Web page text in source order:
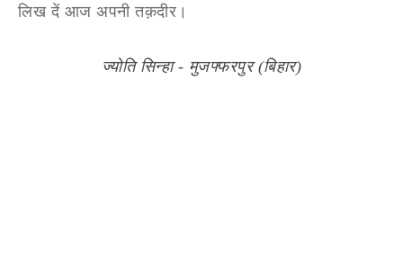
लिख दें आज अपनी तक़दीर।
ज्योति सिन्हा - मुजफ्फरपुर (बिहार)